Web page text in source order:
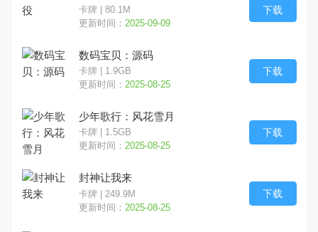
卡牌 | 80.1M
更新时间： 2025-09-09
下载
数码宝贝：源码
卡牌 | 1.9GB
更新时间： 2025-08-25
下载
少年歌行：风花雪月
卡牌 | 1.5GB
更新时间： 2025-08-25
下载
封神让我来
卡牌 | 249.9M
更新时间： 2025-08-25
下载